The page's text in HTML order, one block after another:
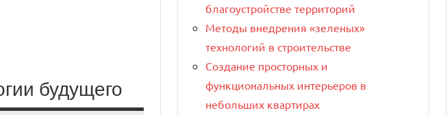
будущего
благоустройстве территорий
Методы внедрения «зеленых»
технологий в строительстве
Создание просторных и
функциональных интерьеров в
небольших квартирах